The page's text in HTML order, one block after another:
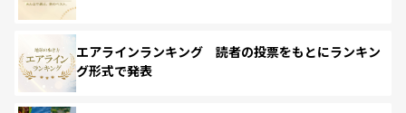
エアラインランキング 読者の投票をもとにランキン
グ形式で発表